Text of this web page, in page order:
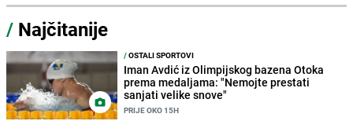
/ Najčitanije
/OSTALI SPORTOVI
Iman Avdić iz Olimpijskog bazena Otoka
prema medaljama: "Nemojte prestati
sanjati velike snove"
PRIJE OKO 15H